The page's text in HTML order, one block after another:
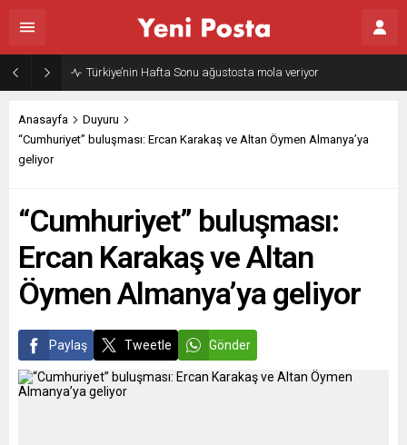
Türkiye’nin Hafta Sonu ağustosta mola veriyor
Anasayfa
Duyuru
“Cumhuriyet” buluşması: Ercan Karakaş ve Altan Öymen Almanya’ya
geliyor
“Cumhuriyet” buluşması:
Ercan Karakaş ve Altan
Öymen Almanya’ya geliyor
Paylaş Tweetle Gönder